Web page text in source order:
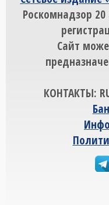
Роскомнадзор 20
Сайт
КОНТАКТЫ: